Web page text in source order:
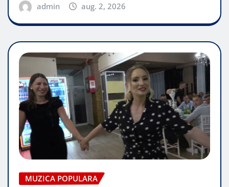
admin aug. 2, 2026
MUZICA POPULARA